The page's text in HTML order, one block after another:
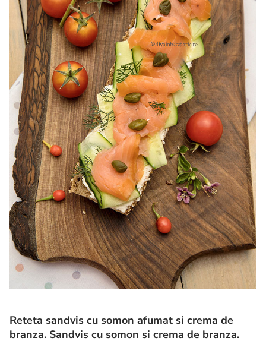
Reteta sandvis cu somon afumat si crema de
branza. Sandvis cu somon si crema de branza.